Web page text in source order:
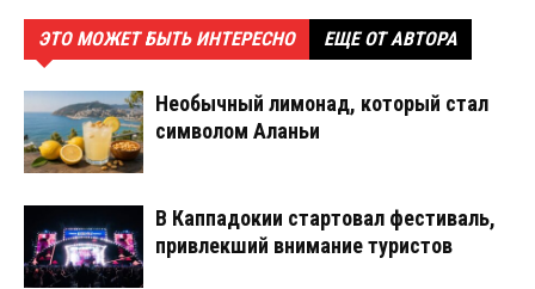
ЭТО МОЖЕТ БЫТЬ ИНТЕРЕСНО ЕЩЕ ОТ АВТОРА
Необычный лимонад, который стал
символом Аланьи
В Каппадокии стартовал фестиваль,
привлекший внимание туристов